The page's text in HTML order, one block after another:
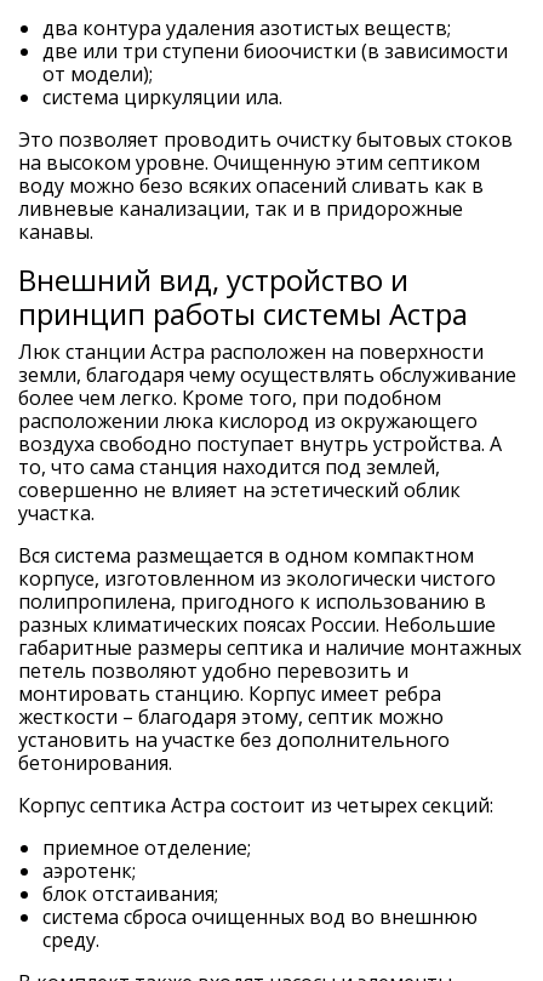
два контура удаления азотистых веществ;
две или три ступени биоочистки (в зависимости
от модели);
система циркуляции ила.
Это позволяет проводить очистку бытовых стоков
на высоком уровне. Очищенную этим септиком
воду можно безо всяких опасений сливать как в
ливневые канализации, так и в придорожные
канавы.
Внешний вид, устройство и
принцип работы системы Астра
Люк станции Астра расположен на поверхности
земли, благодаря чему осуществлять обслуживание
более чем легко. Кроме того, при подобном
расположении люка кислород из окружающего
воздуха свободно поступает внутрь устройства. А
то, что сама станция находится под землей,
совершенно не влияет на эстетический облик
участка.
Вся система размещается в одном компактном
корпусе, изготовленном из экологически чистого
полипропилена, пригодного к использованию в
разных климатических поясах России. Небольшие
габаритные размеры септика и наличие монтажных
петель позволяют удобно перевозить и
монтировать станцию. Корпус имеет ребра
жесткости – благодаря этому, септик можно
установить на участке без дополнительного
бетонирования.
Корпус септика Астра состоит из четырех секций:
приемное отделение;
аэротенк;
блок отстаивания;
система сброса очищенных вод во внешнюю
среду.